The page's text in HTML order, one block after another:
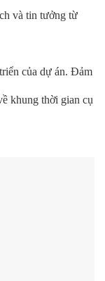
và tin tưởng từ
của dự án. Đảm
khung thời gian cụ